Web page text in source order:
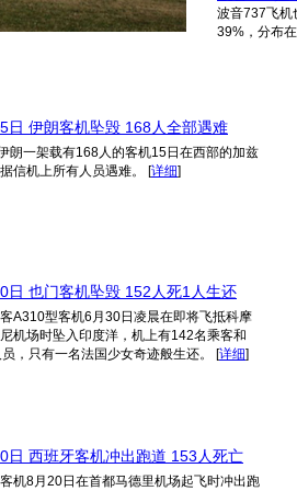
波音737飞机
39%，分布
日 伊朗客机坠毁 168人全部遇难
朗一架载有168人的客机15日在西部的加兹
信机上所有人员遇难。 [详细]
日 也门客机坠毁 152人死1人生还
A310型客机6月30日凌晨在即将飞抵科摩
机场时坠入印度洋，机上有142名乘客和
，只有一名法国少女奇迹般生还。 [详细]
日 西班牙客机冲出跑道 153人死亡
机8月20日在首都马德里机场起飞时冲出跑